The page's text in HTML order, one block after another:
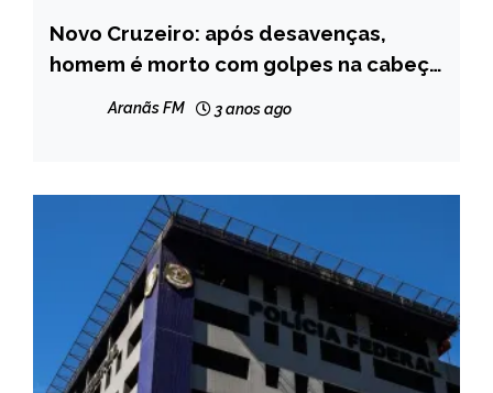
CAPELINHA
MINAS
Novo Cruzeiro: após desavenças,
homem é morto com golpes na cabeça
Aranãs FM 3 anos ago